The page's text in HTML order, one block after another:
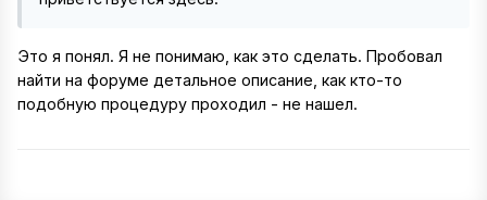
Это я понял. Я не понимаю, как это сделать. Пробовал
найти на форуме детальное описание, как кто-то
подобную процедуру проходил - не нашел.